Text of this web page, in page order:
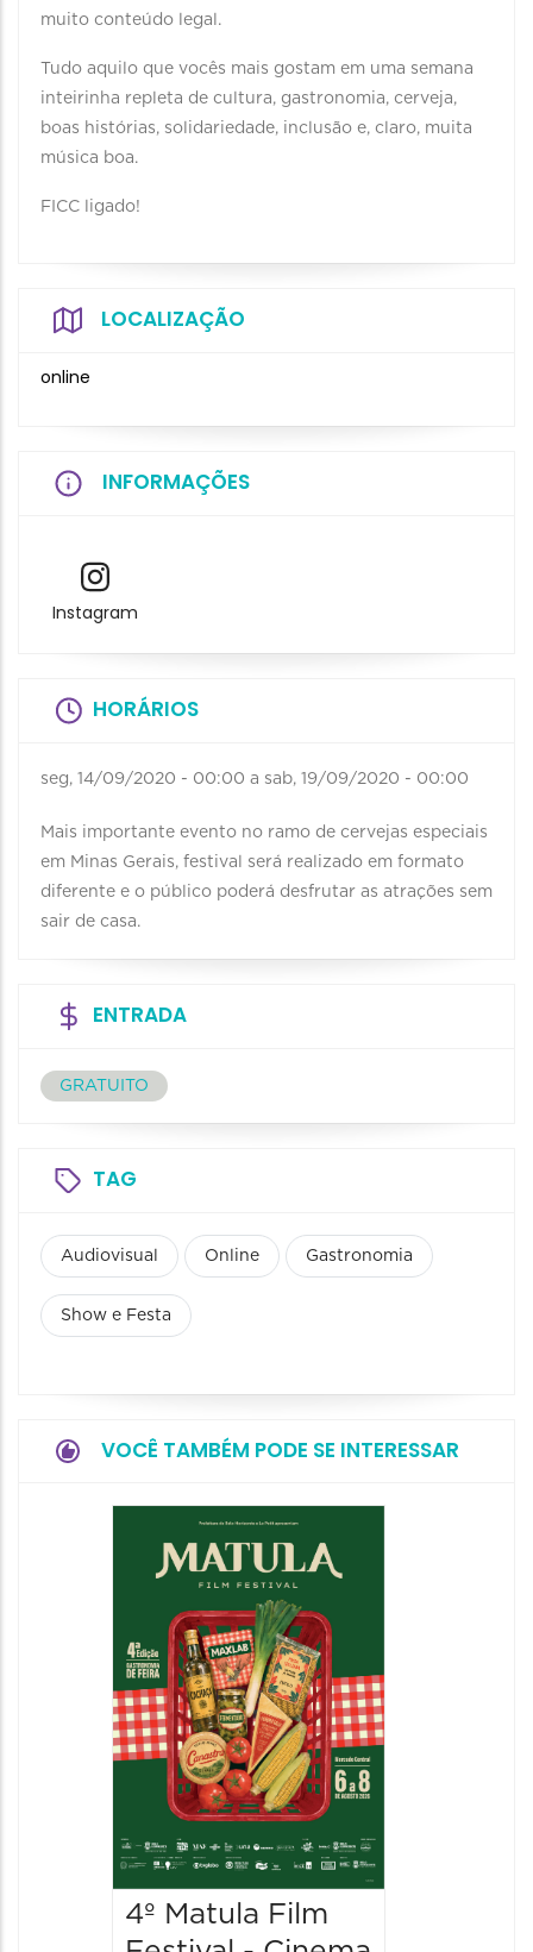
muito conteúdo legal.
Tudo aquilo que vocês mais gostam em uma semana
inteirinha repleta de cultura, gastronomia, cerveja,
boas histórias, solidariedade, inclusão e, claro, muita
música boa.
FICC ligado!
LOCALIZAÇÃO
online
INFORMAÇÕES
Instagram
HORÁRIOS
seg, 14/09/2020 - 00:00 a sab, 19/09/2020 - 00:00
Mais importante evento no ramo de cervejas especiais
em Minas Gerais, festival será realizado em formato
diferente e o público poderá desfrutar as atrações sem
sair de casa.
ENTRADA
GRATUITO
TAG
Audiovisual Online Gastronomia
Show e Festa
VOCÊ TAMBÉM PODE SE INTERESSAR
4º Matula Film